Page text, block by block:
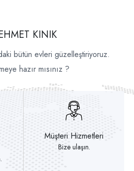
KINIK
bütün evleri güzelleştiriyoruz.
hazır mısınız ?
Müşteri Hizmetleri
Bize ulaşın.